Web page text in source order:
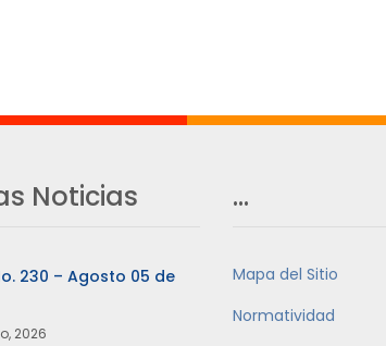
Noticias
230 – Agosto 05 de
2026
…
Mapa del Sitio
Normatividad